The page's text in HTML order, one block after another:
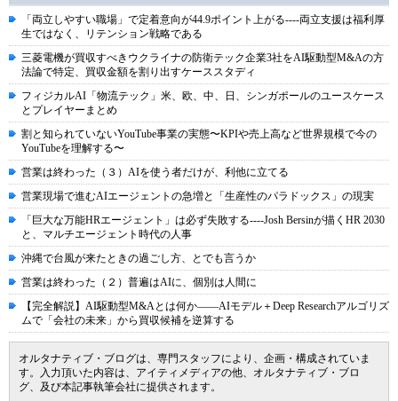
「両立しやすい職場」で定着意向が44.9ポイント上がる----両立支援は福利厚
生ではなく、リテンション戦略である
三菱電機が買収すべきウクライナの防衛テック企業3社をAI駆動型M&Aの方
法論で特定、買収金額を割り出すケーススタディ
フィジカルAI「物流テック」米、欧、中、日、シンガポールのユースケース
とプレイヤーまとめ
割と知られていないYouTube事業の実態〜KPIや売上高など世界規模で今の
YouTubeを理解する〜
営業は終わった（３）AIを使う者だけが、利他に立てる
営業現場で進むAIエージェントの急増と「生産性のパラドックス」の現実
「巨大な万能HRエージェント」は必ず失敗する----Josh Bersinが描くHR 2030
と、マルチエージェント時代の人事
沖縄で台風が来たときの過ごし方、とでも言うか
営業は終わった（２）普遍はAIに、個別は人間に
【完全解説】AI駆動型M&Aとは何か――AIモデル＋Deep Researchアルゴリズ
ムで「会社の未来」から買収候補を逆算する
オルタナティブ・ブログは、専門スタッフにより、企画・構成されていま
す。入力頂いた内容は、アイティメディアの他、オルタナティブ・ブロ
グ、及び本記事執筆会社に提供されます。